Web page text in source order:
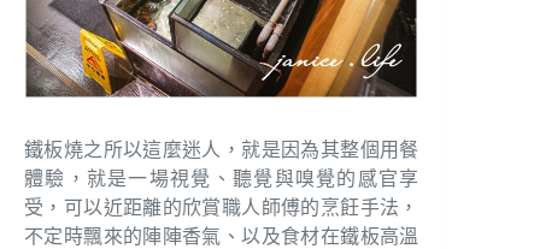
鐵板燒之所以這麼迷人，就是因為其整個用餐
體驗，就是一場視覺、聽覺與嗅覺的感官享
受，可以近距離的欣賞職人師傅的烹飪手法，
不定時飄來的陣陣香氣、以及食材在鐵板高溫